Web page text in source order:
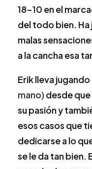
18-10 en el
del todo bien.
malas
a la cancha esa
Erik lleva jugando
mano) desde
su pasión y
esos casos que
dedicarse a lo
se le da tan bien.